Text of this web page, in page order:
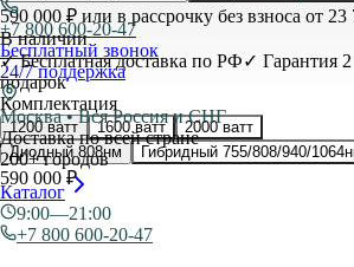
+7 800 600-20-47
Бесплатный звонок
24/7 поддержка
Москва • Вся Россия и СНГ
Доставка по всей стране
200+ городов
Каталог
9:00—21:00
+7 800 600-20-47
590 000 ₽ или в рассрочку без взноса от 23
В наличии
✓ Бесплатная доставка по РФ✓ Гарантия 2
подарок
Комплектация
1200 ватт 1600 ватт
2000 ватт
Диодный 808нм
Гибридный 755/808/940/
590 000 ₽
Характеристики: